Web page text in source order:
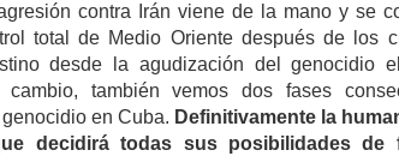
contra Irán viene de la mano y se
total de Medio Oriente después de los
desde la agudización del genocidio
cambio, también vemos dos fases
en Cuba. Definitivamente la
decidirá todas sus posibilidades de